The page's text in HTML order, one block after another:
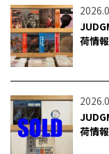
荷情
荷情